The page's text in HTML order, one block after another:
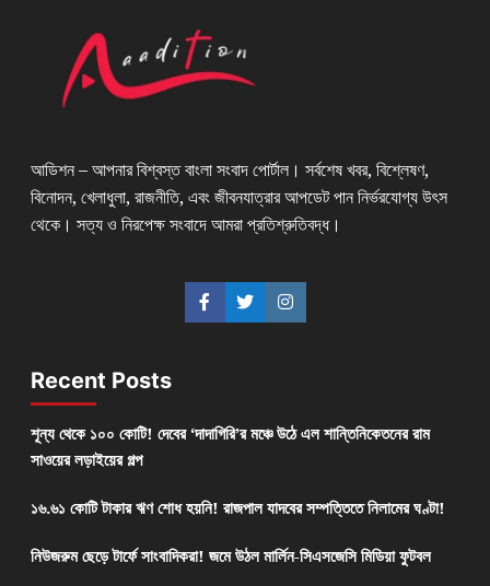
আডিশন – আপনার বিশ্বস্ত বাংলা সংবাদ পোর্টাল। সর্বশেষ খবর, বিশ্লেষণ,
বিনোদন, খেলাধুলা, রাজনীতি, এবং জীবনযাত্রার আপডেট পান নির্ভরযোগ্য উৎস
থেকে। সত্য ও নিরপেক্ষ সংবাদে আমরা প্রতিশ্রুতিবদ্ধ।
Recent Posts
শূন্য থেকে ১০০ কোটি! দেবের ‘দাদাগিরি’র মঞ্চে উঠে এল শান্তিনিকেতনের রাম
সাওয়ের লড়াইয়ের গল্প
১৬.৬১ কোটি টাকার ঋণ শোধ হয়নি! রাজপাল যাদবের সম্পত্তিতে নিলামের ঘণ্টা!
নিউজরুম ছেড়ে টার্ফে সাংবাদিকরা! জমে উঠল মার্লিন-সিএসজেসি মিডিয়া ফুটবল